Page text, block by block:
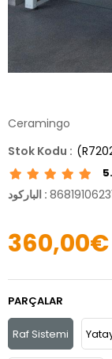
Ceramingo
الباركود :
360,00€
PARÇALAR
Raf Sistemi